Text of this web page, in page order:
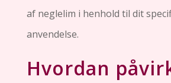
af ​​neglelim i henhold til dit
anvendelse.
Hvordan